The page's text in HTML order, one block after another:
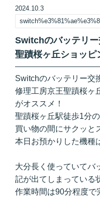
2024.10.3
Switchのバッテリ
聖蹟桜ヶ丘ショッピ
Switchのバッテリー交
修理工房京王聖蹟桜ヶ
がオススメ！
聖蹟桜ヶ丘駅徒歩1分
買い物の間にサクッと
本日お預かりした機種
大分長く使っていてバ
記が出てしまっている
作業時間は90分程度で